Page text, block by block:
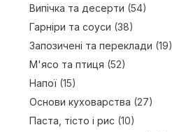
Випічка та десерти (54)
Гарніри та соуси (38)
Запозичені та переклади (19)
М'ясо та птиця (52)
Напої(15)
Основи куховарства (27)
Паста, тісто і рис (10)